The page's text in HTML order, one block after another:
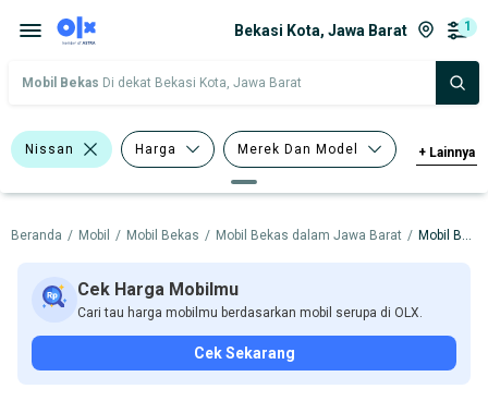
Bekasi Kota, Jawa Barat 1
Mobil Bekas Di dekat Bekasi Kota, Jawa Barat
Nissan Harga Merek Dan Model
Tahun Tipe Bodi
Tipe Membership
+ Lainnya
Beranda / Mobil / Mobil Bekas / Mobil Bekas dalam Jawa Barat / Mobil Bekas dalam Bekasi Kota
Cek Harga Mobilmu
Cari tau harga mobilmu berdasarkan mobil serupa di OLX.
Cek Sekarang